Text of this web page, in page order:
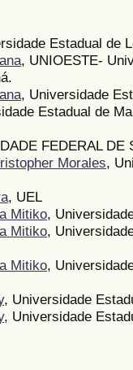
Estadual de
, UNIOESTE-
, Universidade
Estadual de
FEDERAL DE
Morales,
, UEL
Mitiko,
Mitiko,
Mitiko,
, Universidade
, Universidade